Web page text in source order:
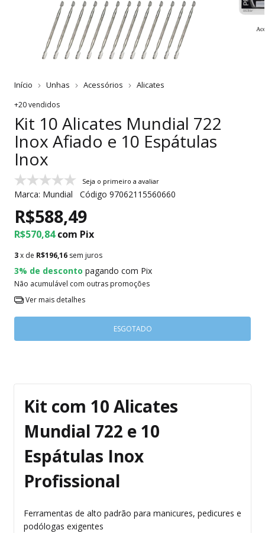
Início Unhas Acessórios Alicates
+20 vendidos
Kit 10 Alicates Mundial 722
Inox Afiado e 10 Espátulas
Inox
Seja o primeiro a avaliar
Marca: Mundial Código 97062115560660
R$588,49
R$570,84com Pix
3x de R$196,16 sem juros
3% de desconto pagando com Pix
Não acumulável com outras promoções
Ver mais detalhes
Kit com 10 Alicates
Mundial 722 e 10
Espátulas Inox
Profissional
Ferramentas de alto padrão para manicures, pedicures e
podólogas exigentes